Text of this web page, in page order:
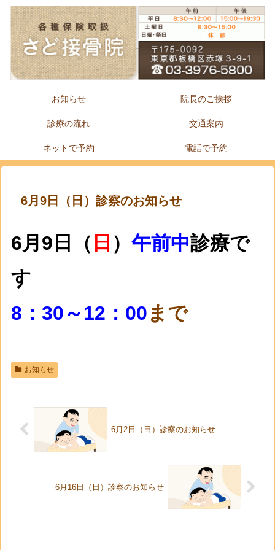
お知らせ 院長のご挨拶
診療の流れ 交通案内
ネットで予約 電話で予約
6月9日（日）診察のお知らせ
6月9日（ 日 ）午前中診療で
す
8：30～12：00まで
お知らせ
6月2日（日）診察のお知らせ
6月16日（日）診察のお知らせ